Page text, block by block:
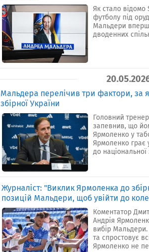
Як стало відомо
футболу під
Мальдери
дводенних
Мальдера перелічив три фактори, за
збірної України
Головний
запевнив, що
Ярмоленко у
Ярмоленко грає
до національної
Журналіст: "Виклик Ярмоленка до
позицій Мальдери, щоб увійти до
Коментатор
Андрія
вибір Мальдери.
та спростовує
Ярмоленко не